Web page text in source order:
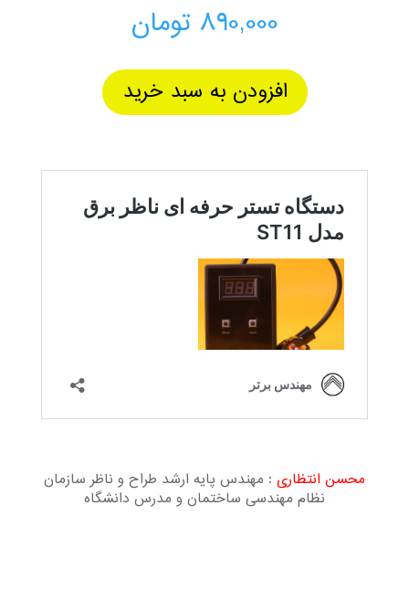
890,000 تومان
افزودن به سبد خرید
محسن انتظاری : مهندس پایه ارشد طراح و ناظر سازمان
نظام مهندسی ساختمان و مدرس دانشگاه